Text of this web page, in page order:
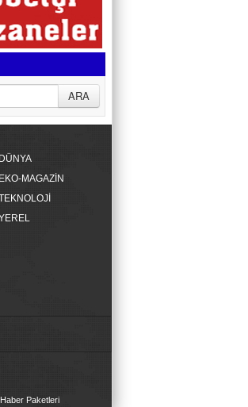
DÜNYA
EKO-MAGAZİN
Haber Paketleri